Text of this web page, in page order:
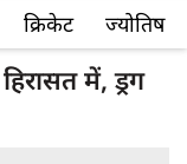
क्रिकेट ज्योतिष
में, ड्रग